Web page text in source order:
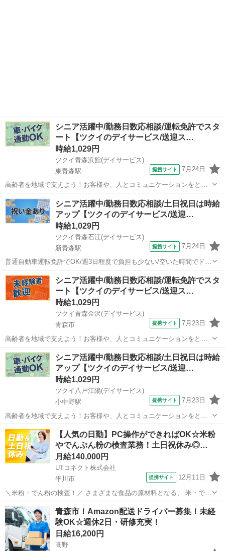
シニア活躍中/勤務日数応相談/運転免許でスタ
ート【ツクイのデイサービス/送迎ス…
時給1,029円
ツクイ青森浜館(デイサービス)
東青森駅
提携サイト 7月24日
高齢者を地域で支えよう！お客様や、人とコミュニケーションをとる
のが大好きな方大歓迎♪ ★☆ 働きやすいメリット多数 ★☆ ＼＼サー
ビス・職種の魅力／／ 送迎業務を通して、お客様から感謝の言葉を直
接いただけたり、信頼関係を...
青森 青森市 東青森駅 その他
シニア活躍中/勤務日数応相談/土日祝日は時給
アップ【ツクイのデイサービス/送迎…
時給1,029円
ツクイ青森石江(デイサービス)
新青森駅
提携サイト 7月24日
普通自動車運転免許でOK/週3日程度で負担も少ない/空いた時間でドラ
イバーへチャレンジしませんか ★☆ 働きやすいメリット多数 ★☆ ＼
＼サービス・職種の魅力／／ 送迎業務を通して、お客様から感謝の言
葉を直接いただけたり...
青森 青森市 新青森駅 その他
シニア活躍中/勤務日数応相談/運転免許でスタ
ート【ツクイのデイサービス/送迎ス…
時給1,029円
ツクイ青森金沢(デイサービス)
青森市
提携サイト 7月23日
高齢者を地域で支えよう！お客様や、人とコミュニケーションをとる
のが大好きな方大歓迎♪ ★☆ 働きやすいメリット多数 ★☆ ＼＼サー
ビス・職種の魅力／／ 送迎業務を通して、お客様から感謝の言葉を直
接いただけたり、信頼関係を...
青森 青森市 その他
シニア活躍中/勤務日数応相談/土日祝日は時給
アップ【ツクイのデイサービス/送迎…
時給1,029円
ツクイ八戸江陽(デイサービス)
小中野駅
提携サイト 7月23日
高齢者を地域で支えよう！お客様や、人とコミュニケーションをとる
のが大好きな方大歓迎♪ ★☆ 働きやすいメリット多数 ★☆ ＼＼サー
ビス・職種の魅力／／ 送迎業務を通して、お客様から感謝の言葉を直
接いただけたり、信頼関係を...
青森 八戸市 小中野駅 その他
【人気の日勤】PC操作ができればOK☆米粉
やでんぷん粉の検査業務！土日祝休み◎…
月給140,000円
UTコネクト株式会社
平川市
提携サイト 12月11日
＼米粉・でん粉の検査！／ さまざまな食品の原材料となる、 米・でん
粉加工品を製造している会社でのお仕事です！ PC操作ができればOK♪
未経験でも安心の丁寧な研修あり！ ＜具体的には…＞ ◆製品管理用・
検査機器を使用し...
青森 平川市 倉庫
青森市！Amazon配送ドライバー募集！未経
験OK☆週休2日・研修充実！
日給16,200円
髙野